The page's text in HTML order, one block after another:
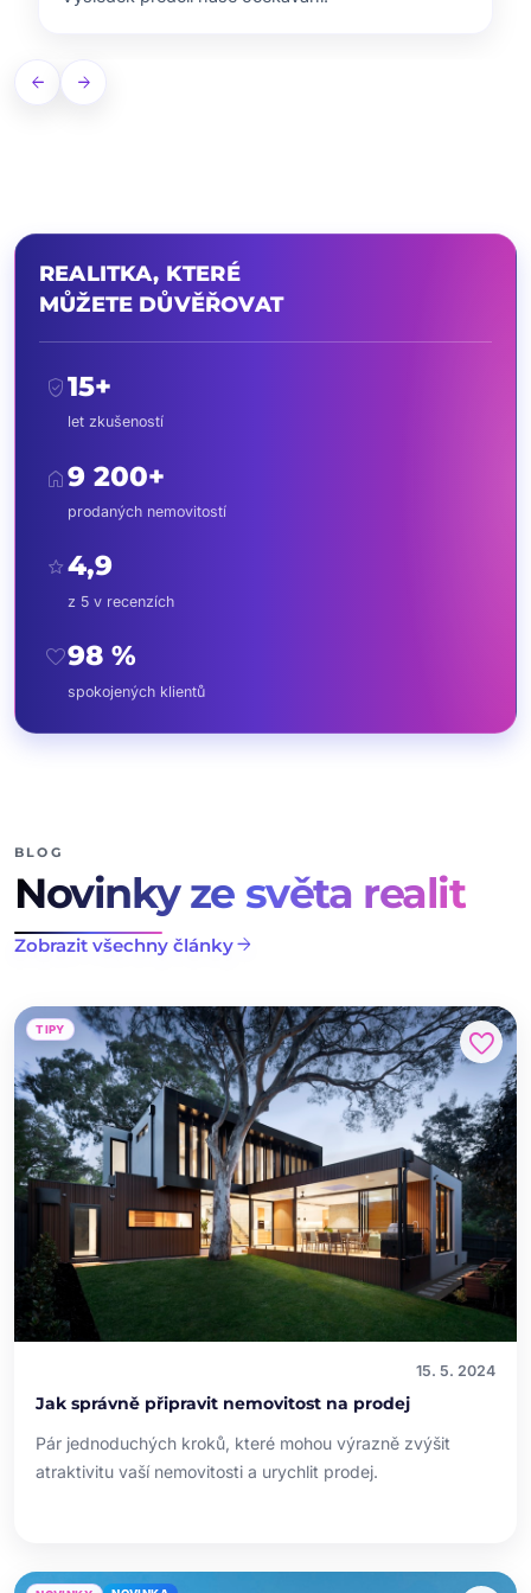
arrow_back arrow_forward
REALITKA, KTERÉ
MŮŽETE DŮVĚŘOVAT
verified_user15+
let zkušeností
home9 200+
prodaných nemovitostí
star4,9
z 5 v recenzích
favorite98 %
spokojených klientů
BLOG
Novinky ze světa realit
Zobrazit všechny článkyarrow_forward
TIPY favorite
15. 5. 2024
Jak správně připravit nemovitost na prodej
Pár jednoduchých kroků, které mohou výrazně zvýšit
atraktivitu vaší nemovitosti a urychlit prodej.